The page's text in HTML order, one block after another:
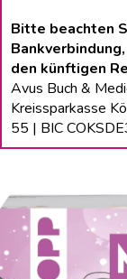
Bitte beachten
den künftigen
Avus Buch &
Kreissparkasse
55 | BIC